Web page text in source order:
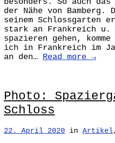
der Nähe von Bamberg.
seinem Schlossgarten
stark an Frankreich u.
spazieren gehen,
ich in Frankreich im
an den… Read more →
Photo:
Schloss
22. April 2020 in Artikel